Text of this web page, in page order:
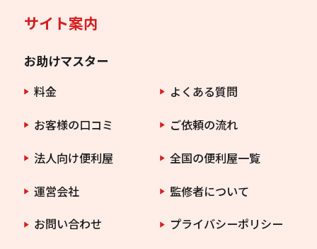
サイト案内
お助けマスター
料金
よくある質問
お客様の口コミ
ご依頼の流れ
法人向け便利屋
全国の便利屋一覧
運営会社
監修者について
お問い合わせ
プライバシーポリシー